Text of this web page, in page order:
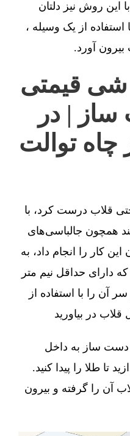
این روش نیز دلتان
از یک وسیله ،
آورد.
شی قیمتی
| در
چاه توالت
قلاب درست کرد، با
همچون جالباسی‌های
کار را انجام داد، به
دارای حداقل نیم متر
را با استفاده از
در بیاورید
دست ساز به داخل
تا طلا را پیدا کنید.
آن را گرفته و بیرون